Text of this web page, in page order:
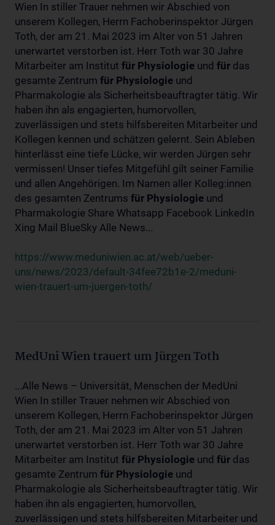
Wien In stiller Trauer nehmen wir Abschied von
unserem Kollegen, Herrn Fachoberinspektor Jürgen
Toth, der am 21. Mai 2023 im Alter von 51 Jahren
unerwartet verstorben ist. Herr Toth war 30 Jahre
Mitarbeiter am Institut für Physiologie und für das
gesamte Zentrum für Physiologie und
Pharmakologie als Sicherheitsbeauftragter tätig. Wir
haben ihn als engagierten, humorvollen,
zuverlässigen und stets hilfsbereiten Mitarbeiter und
Kollegen kennen und schätzen gelernt. Sein Ableben
hinterlässt eine tiefe Lücke, wir werden Jürgen sehr
vermissen! Unser tiefes Mitgefühl gilt seiner Familie
und allen Angehörigen. Im Namen aller Kolleg:innen
des gesamten Zentrums für Physiologie und
Pharmakologie Share Whatsapp Facebook LinkedIn
Xing Mail BlueSky Alle News...
https://www.meduniwien.ac.at/web/ueber-
uns/news/2023/default-34fee72b1e-2/meduni-
wien-trauert-um-juergen-toth/
MedUni Wien trauert um Jürgen Toth
...Alle News – Universität, Menschen der MedUni
Wien In stiller Trauer nehmen wir Abschied von
unserem Kollegen, Herrn Fachoberinspektor Jürgen
Toth, der am 21. Mai 2023 im Alter von 51 Jahren
unerwartet verstorben ist. Herr Toth war 30 Jahre
Mitarbeiter am Institut für Physiologie und für das
gesamte Zentrum für Physiologie und
Pharmakologie als Sicherheitsbeauftragter tätig. Wir
haben ihn als engagierten, humorvollen,
zuverlässigen und stets hilfsbereiten Mitarbeiter und